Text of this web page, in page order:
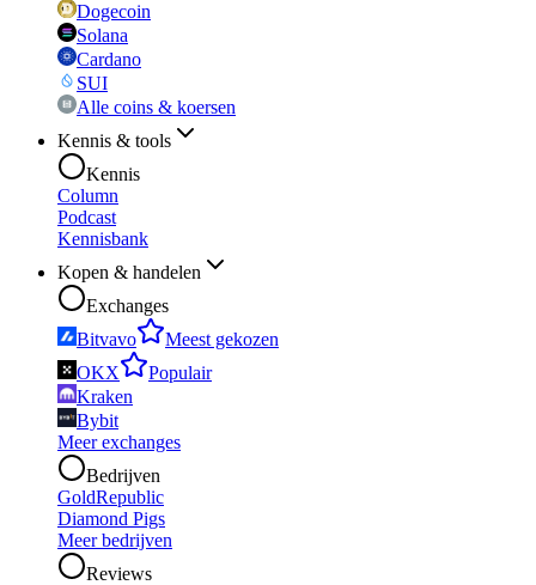
Dogecoin
Solana
Cardano
SUI
Alle coins & koersen
Kennis & tools
Kennis
Column
Podcast
Kennisbank
Kopen & handelen
Exchanges
Bitvavo
Meest gekozen
OKX
Populair
Kraken
Bybit
Meer exchanges
Bedrijven
GoldRepublic
Diamond Pigs
Meer bedrijven
Reviews